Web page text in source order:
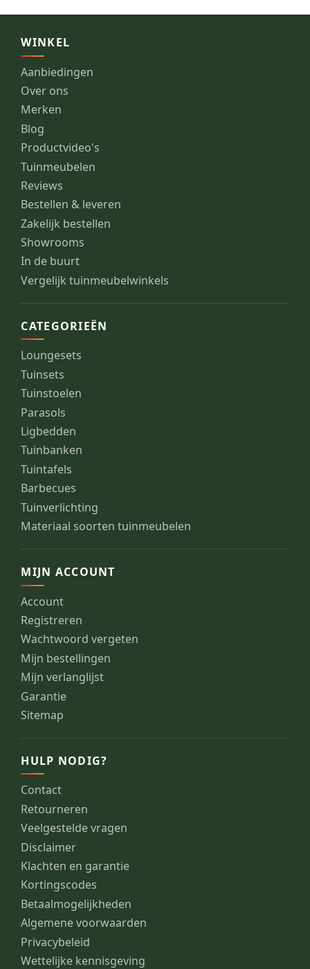
WINKEL
Aanbiedingen
Over ons
Merken
Blog
Productvideo's
Tuinmeubelen
Reviews
Bestellen & leveren
Zakelijk bestellen
Showrooms
In de buurt
Vergelijk tuinmeubelwinkels
CATEGORIEËN
Loungesets
Tuinsets
Tuinstoelen
Parasols
Ligbedden
Tuinbanken
Tuintafels
Barbecues
Tuinverlichting
Materiaal soorten tuinmeubelen
MIJN ACCOUNT
Account
Registreren
Wachtwoord vergeten
Mijn bestellingen
Mijn verlanglijst
Garantie
Sitemap
HULP NODIG?
Contact
Retourneren
Veelgestelde vragen
Disclaimer
Klachten en garantie
Kortingscodes
Betaalmogelijkheden
Algemene voorwaarden
Privacybeleid
Wettelijke kennisgeving